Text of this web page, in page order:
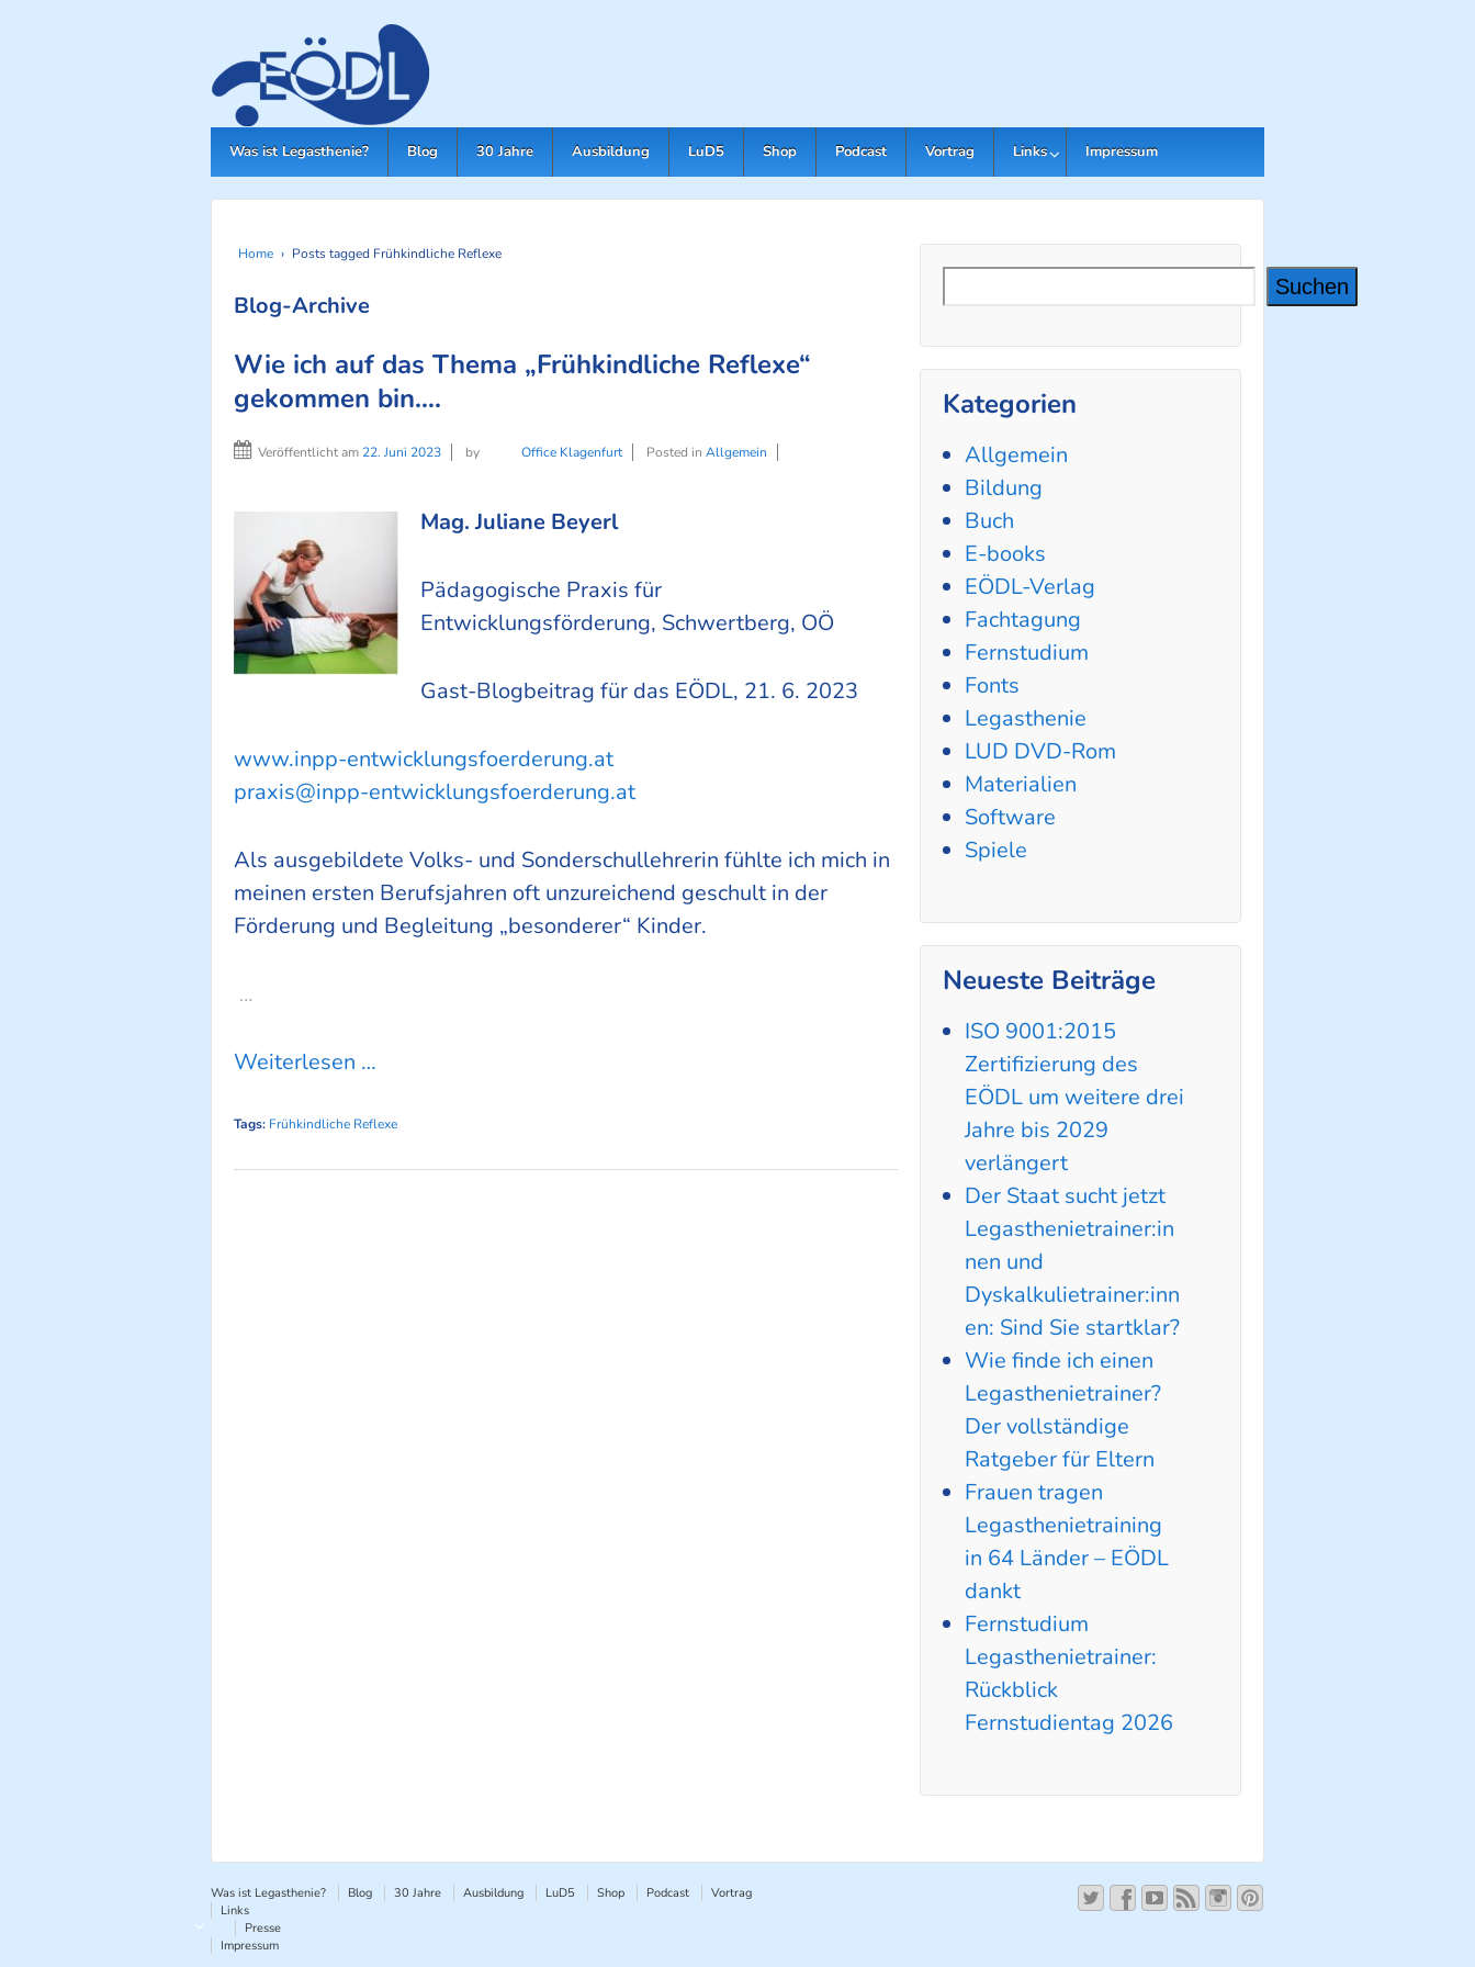
Was ist Legasthenie? Blog 30 Jahre Ausbildung LuD5 Shop Podcast Vortrag Links Impressum
Home › Posts tagged Frühkindliche Reflexe
Blog-Archive
Wie ich auf das Thema „Frühkindliche Reflexe“
gekommen bin….
Veröffentlicht am 22. Juni 2023 by Office Klagenfurt Posted in Allgemein
Mag. Juliane Beyerl
Pädagogische Praxis für
Entwicklungsförderung, Schwertberg, OÖ
Gast-Blogbeitrag für das EÖDL, 21. 6. 2023
www.inpp-entwicklungsfoerderung.at
praxis@inpp-entwicklungsfoerderung.at
Als ausgebildete Volks- und Sonderschullehrerin fühlte ich mich in
meinen ersten Berufsjahren oft unzureichend geschult in der
Förderung und Begleitung „besonderer“ Kinder.
…
Weiterlesen …
Tags: Frühkindliche Reflexe
Suchen
Kategorien
Allgemein
Bildung
Buch
E-books
EÖDL-Verlag
Fachtagung
Fernstudium
Fonts
Legasthenie
LUD DVD-Rom
Materialien
Software
Spiele
Neueste Beiträge
ISO 9001:2015
Zertifizierung des
EÖDL um weitere drei
Jahre bis 2029
verlängert
Der Staat sucht jetzt
Legasthenietrainer:in
nen und
Dyskalkulietrainer:inn
en: Sind Sie startklar?
Wie finde ich einen
Legasthenietrainer?
Der vollständige
Ratgeber für Eltern
Frauen tragen
Legasthenietraining
in 64 Länder – EÖDL
dankt
Fernstudium
Legasthenietrainer:
Rückblick
Fernstudientag 2026
Was ist Legasthenie? Blog 30 Jahre Ausbildung LuD5 Shop Podcast
Vortrag
Links
Presse
Impressum